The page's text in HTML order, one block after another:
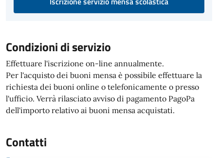
Condizioni di servizio
Effettuare l'iscrizione on-line annualmente.
Per l'acquisto dei buoni mensa è possibile effettuare la
richiesta dei buoni online o telefonicamente o presso
l'ufficio. Verrà rilasciato avviso di pagamento PagoPa
dell'importo relativo ai buoni mensa acquistati.
Contatti